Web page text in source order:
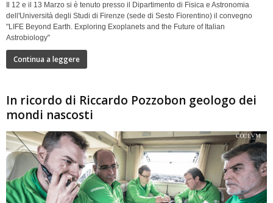
Il 12 e il 13 Marzo si è tenuto presso il Dipartimento di Fisica e Astronomia
dell'Università degli Studi di Firenze (sede di Sesto Fiorentino) il convegno
"LIFE Beyond Earth. Exploring Exoplanets and the Future of Italian
Astrobiology"
Continua a leggere
In ricordo di Riccardo Pozzobon geologo dei
mondi nascosti